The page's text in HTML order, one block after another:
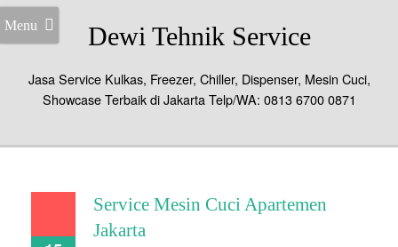
Menu Dewi Tehnik Service
Jasa Service Kulkas, Freezer, Chiller, Dispenser, Mesin Cuci,
Showcase Terbaik di Jakarta Telp/WA: 0813 6700 0871
Service Mesin Cuci Apartemen
Jakarta